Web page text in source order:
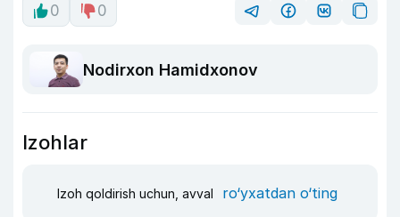
0 0
Nodirxon Hamidxonov
Izohlar
Izoh qoldirish uchun, avval ro‘yxatdan o‘ting